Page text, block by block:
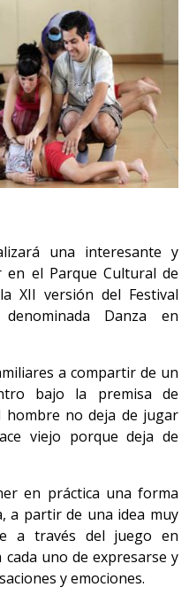
una interesante y
en el Parque Cultural de
XII versión del Festival
Danza en
a compartir de un
bajo la premisa de
hombre no deja de jugar
viejo porque deja de
en práctica una forma
a partir de una idea muy
a través del juego en
uno de expresarse y
y emociones.